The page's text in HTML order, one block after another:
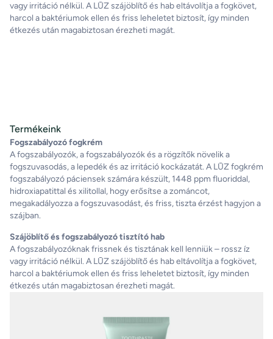
vagy irritáció nélkül. A LŪZ szájöblítő és hab eltávolítja a fogkövet,
harcol a baktériumok ellen és friss leheletet biztosít, így minden
étkezés után magabiztosan érezheti magát.
Termékeink
Fogszabályozó fogkrém
A fogszabályozók, a fogszabályozók és a rögzítők növelik a
fogszuvasodás, a lepedék és az irritáció kockázatát. A LŪZ fogkrém
fogszabályozó páciensek számára készült, 1448 ppm fluoriddal,
hidroxiapatittal és xilitollal, hogy erősítse a zománcot,
megakadályozza a fogszuvasodást, és friss, tiszta érzést hagyjon a
szájban.
Szájöblítő és fogszabályozó tisztító hab
A fogszabályozóknak frissnek és tisztának kell lenniük – rossz íz
vagy irritáció nélkül. A LŪZ szájöblítő és hab eltávolítja a fogkövet,
harcol a baktériumok ellen és friss leheletet biztosít, így minden
étkezés után magabiztosan érezheti magát.